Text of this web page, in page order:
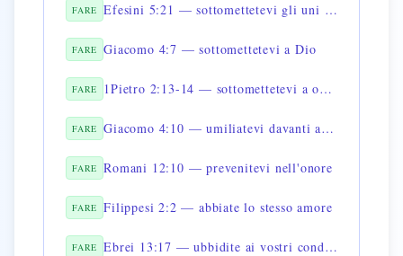
FARE Efesini 5:21 — sottomettetevi gli uni agli altri
FARE Giacomo 4:7 — sottomettetevi a Dio
FARE 1Pietro 2:13-14 — sottomettetevi a ogni autorità umana
FARE Giacomo 4:10 — umiliatevi davanti a Dio
FARE Romani 12:10 — prevenitevi nell'onore
FARE Filippesi 2:2 — abbiate lo stesso amore
FARE Ebrei 13:17 — ubbidite ai vostri conduttori